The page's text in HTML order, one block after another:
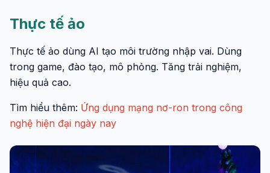
Thực tế ảo
Thực tế ảo dùng AI tạo môi trường nhập vai. Dùng
trong game, đào tạo, mô phỏng. Tăng trải nghiệm,
hiệu quả cao.
Tìm hiểu thêm: Ứng dụng mạng nơ-ron trong công
nghệ hiện đại ngày nay